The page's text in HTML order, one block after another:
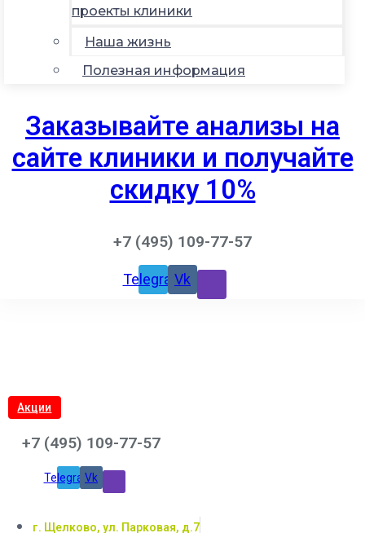
проекты клиники
Наша жизнь
Полезная информация
Заказывайте анализы на
сайте клиники и получайте
скидку 10%
+7 (495) 109-77-57
TelegramVk
Акции
+7 (495) 109-77-57
TelegramVk
г. Щелково, ул. Парковая, д.7